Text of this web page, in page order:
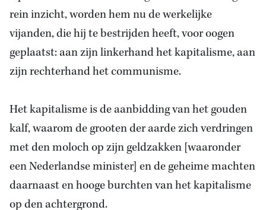
rein inzicht, worden hem nu de werkelijke
vijanden, die hij te bestrijden heeft, voor oogen
geplaatst: aan zijn linkerhand het kapitalisme, aan
zijn rechterhand het communisme.
Het kapitalisme isde aanbidding van hetgouden
kalf, waarom de grooten der aarde zich verdringen
met den moloch op zijn geldzakken [waaronder
een Nederlandse minister] en de geheime machten
daarnaast en hooge burchten van het kapitalisme
op den achtergrond.